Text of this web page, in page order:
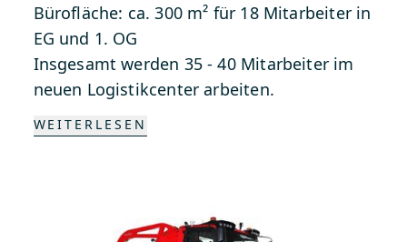
Bürofläche: ca. 300 m² für 18 Mitarbeiter in
EG und 1. OG
Insgesamt werden 35 - 40 Mitarbeiter im
neuen Logistikcenter arbeiten.
WEITERLESEN